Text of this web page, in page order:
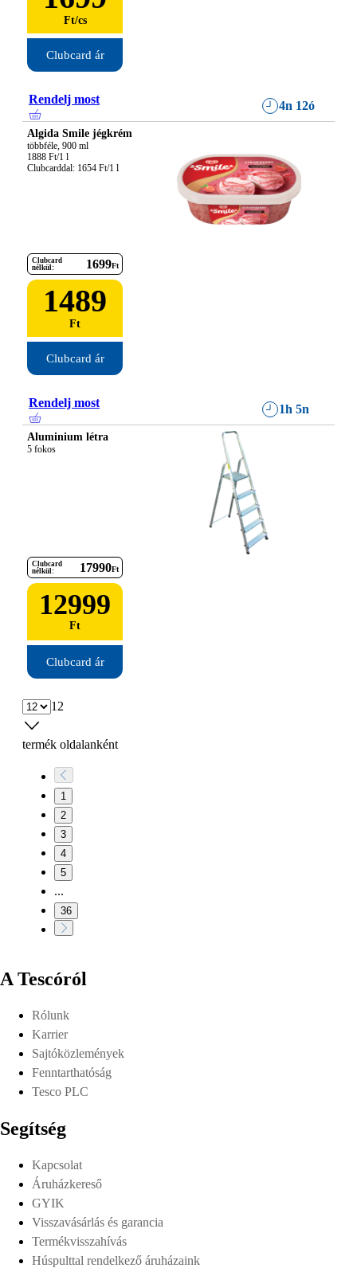
Ft/cs
Clubcard ár
Rendelj most 4n 12ó
Algida Smile jégkrém
többféle, 900 ml
1888 Ft/1 l
Clubcarddal: 1654 Ft/1 l
Clubcard
nélkül:
1699Ft
1489
Ft
Clubcard ár
Rendelj most 1h 5n
Aluminium létra
5 fokos
Clubcard
nélkül:
17990Ft
12999
Ft
Clubcard ár
12
termék oldalanként
1
2
3
4
5
...
36
A Tescóról
Rólunk
Karrier
Sajtóközlemények
Fenntarthatóság
Tesco PLC
Segítség
Kapcsolat
Áruházkereső
GYIK
Visszavásárlás és garancia
Termékvisszahívás
Húspulttal rendelkező áruházaink